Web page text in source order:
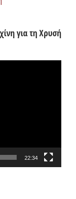
για τη Χρυσή
22:34